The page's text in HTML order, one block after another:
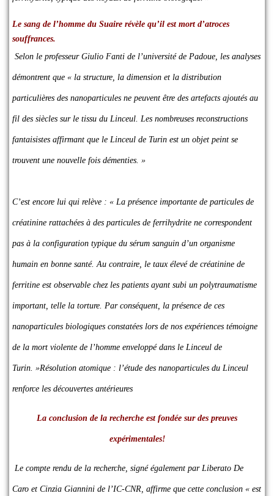
Le sang de l’homme du Suaire révèle qu’il est mort d’atroces
souffrances.
Selon le professeur Giulio Fanti de l’université de Padoue, les analyses
démontrent que « la structure, la dimension et la distribution
particulières des nanoparticules ne peuvent être des artefacts ajoutés au
fil des siècles sur le tissu du Linceul. Les nombreuses reconstructions
fantaisistes affirmant que le Linceul de Turin est un objet peint se
trouvent une nouvelle fois démenties. »
C’est encore lui qui relève : « La présence importante de particules de
créatinine rattachées à des particules de ferrihydrite ne correspondent
pas à la configuration typique du sérum sanguin d’un organisme
humain en bonne santé. Au contraire, le taux élevé de créatinine de
ferritine est observable chez les patients ayant subi un polytraumatisme
important, telle la torture. Par conséquent, la présence de ces
nanoparticules biologiques constatées lors de nos expériences témoigne
de la mort violente de l’homme enveloppé dans le Linceul de
Turin. »Résolution atomique : l’étude des nanoparticules du Linceul
renforce les découvertes antérieures
La conclusion de la recherche est fondée sur des preuves
expérimentales!
Le compte rendu de la recherche, signé également par Liberato De
Caro et Cinzia Giannini de l’IC-CNR, affirme que cette conclusion « est